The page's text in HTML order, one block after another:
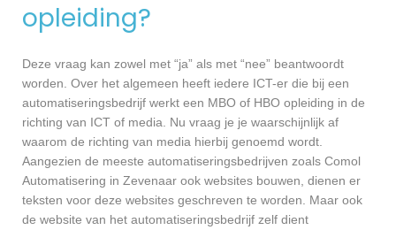
opleiding?
Deze vraag kan zowel met “ja” als met “nee” beantwoordt
worden. Over het algemeen heeft iedere ICT-er die bij een
automatiseringsbedrijf werkt een MBO of HBO opleiding in de
richting van ICT of media. Nu vraag je je waarschijnlijk af
waarom de richting van media hierbij genoemd wordt.
Aangezien de meeste automatiseringsbedrijven zoals Comol
Automatisering in Zevenaar ook websites bouwen, dienen er
teksten voor deze websites geschreven te worden. Maar ook
de website van het automatiseringsbedrijf zelf dient